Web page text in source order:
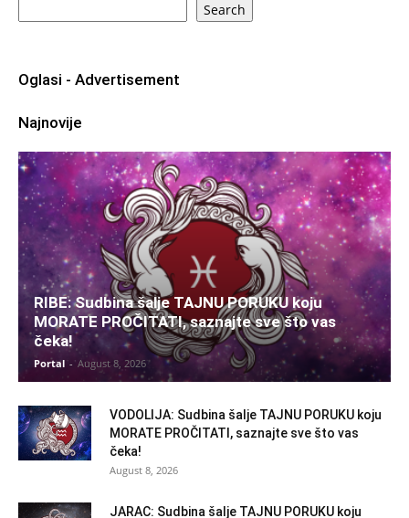
Search
Oglasi - Advertisement
Najnovije
RIBE: Sudbina šalje TAJNU PORUKU koju
MORATE PROČITATI, saznajte sve što vas
čeka!
Portal - August 8, 2026
VODOLIJA: Sudbina šalje TAJNU PORUKU koju
MORATE PROČITATI, saznajte sve što vas
čeka!
August 8, 2026
JARAC: Sudbina šalje TAJNU PORUKU koju